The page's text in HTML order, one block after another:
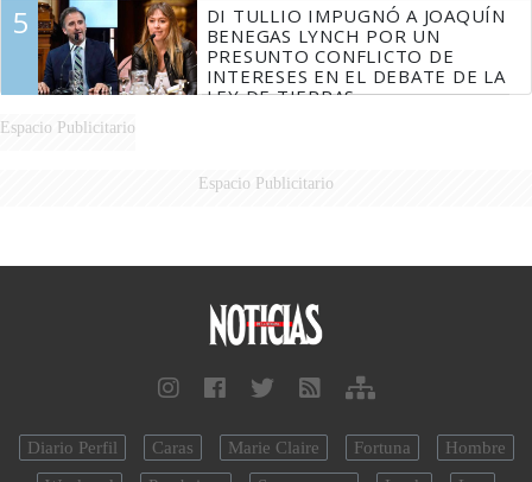
5
DI TULLIO IMPUGNÓ A JOAQUÍN
BENEGAS LYNCH POR UN
PRESUNTO CONFLICTO DE
INTERESES EN EL DEBATE DE LA
LEY DE TIERRAS
Espacio Publicitario
Espacio Publicitario
Diario Perfil Caras Marie Claire Fortuna
Hombre